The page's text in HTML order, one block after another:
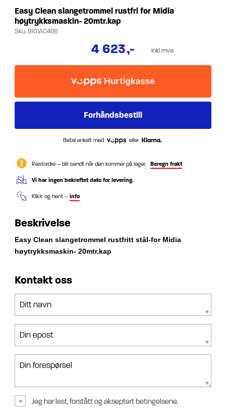
Easy Clean slangetrommel rustfri for Midia
høytrykksmaskin- 20mtr.kap
Sku.BI01AC468
4 623,- inkl mva
Betal enkelt med eller
Restordre – blir sendt når den kommer på lager. Beregn frakt
Vi har ingen bekreftet dato for levering.
Klikk og hent – info
Beskrivelse
Easy Clean slangetrommel rustfritt stål-for Midia
høytrykksmaskin- 20mtr.kap
Kontakt oss
Ditt navn
Din epost
Din forespørsel
Jeg har lest, forstått og akseptert betingelsene.